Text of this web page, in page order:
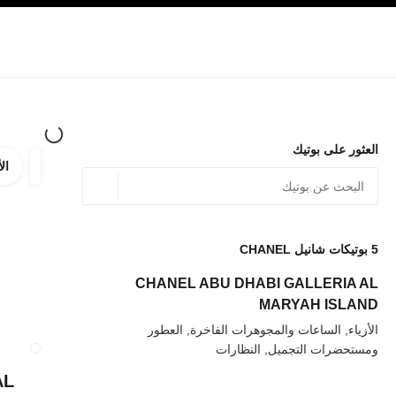
العثور على بوتيك
5 بوتيكات شانيل CHANEL
عودة إلى المرشحات
CHANEL ABU DHABI GALLERIA AL
MARYAH ISLAND
الأزياء, الساعات والمجوهرات الفاخرة, العطور
ومستحضرات التجميل, النظارات